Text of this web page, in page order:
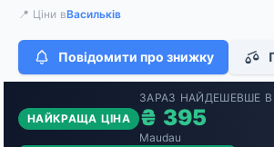
📍 Ціни вВасильків
Повідомити про знижку
НАЙКРАЩА ЦІНА
ЗАРАЗ НАЙДЕШЕВШЕ В
₴ 395
Maudau